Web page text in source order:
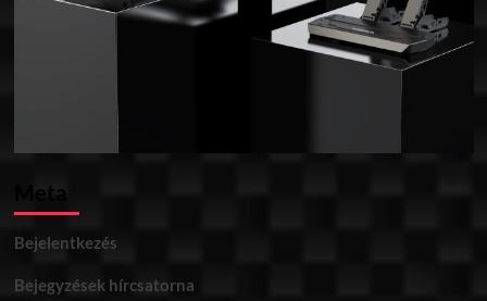
Meta
Bejelentkezés
Bejegyzések hírcsatorna